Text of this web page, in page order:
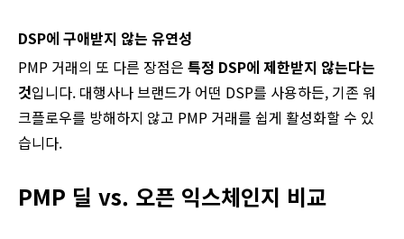
DSP에 구애받지 않는 유연성
PMP 거래의 또 다른 장점은 특정 DSP에 제한받지 않는다는
것입니다. 대행사나 브랜드가 어떤 DSP를 사용하든, 기존 워
크플로우를 방해하지 않고 PMP 거래를 쉽게 활성화할 수 있
습니다.
PMP 딜 vs. 오픈 익스체인지 비교